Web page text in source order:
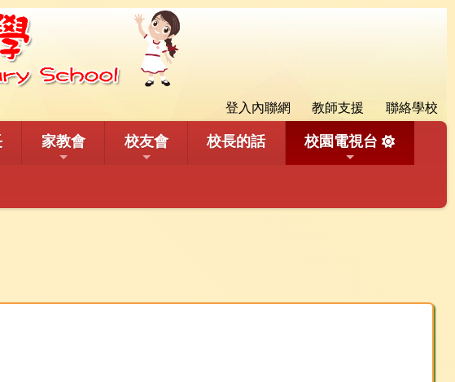
登入內聯網 教師支援 聯絡學校
家教會 校友會 校長的話 校園電視台